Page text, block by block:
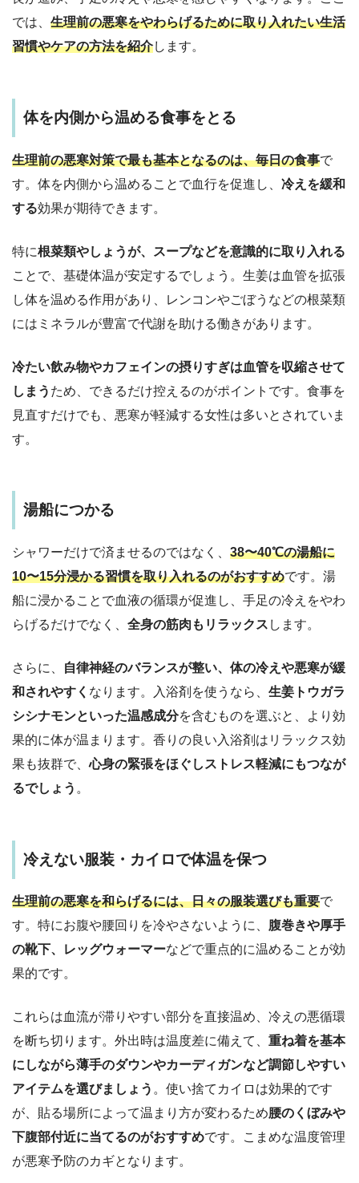
では、 生理前の悪寒をやわらげるために取り入れたい生活
習慣やケアの方法を紹介します。
体を内側から温める食事をとる
生理前の悪寒対策で最も基本となるのは、毎日の食事で
す。体を内側から温めることで血行を促進し、 冷えを緩和
する効果が期待できます。
特に根菜類やしょうが、スープなどを意識的に取り入れる
ことで、基礎体温が安定するでしょう。生姜は血管を拡張
し体を温める作用があり、レンコンやごぼうなどの根菜類
にはミネラルが豊富で代謝を助ける働きがあります。
冷たい飲み物やカフェインの摂りすぎは血管を収縮させて
しまう ため、できるだけ控えるのがポイントです。食事を
見直すだけでも、悪寒が軽減する女性は多いとされていま
す。
湯船につかる
シャワーだけで済ませるのではなく、 38〜40℃の湯船に
10〜15分浸かる習慣を取り入れるのがおすすめです。湯
船に浸かることで血液の循環が促進し、手足の冷えをやわ
らげるだけでなく、 全身の筋肉もリラックス します。
さらに、
自律神経のバランスが整い、体の冷えや悪寒が緩
和されやすく なります。入浴剤を使うなら、 生姜 トウガラ
シ シナモン といった温感成分を含むものを選ぶと、より効
果的に体が温まります。香りの良い入浴剤はリラックス効
果も抜群で、心身の緊張をほぐしストレス軽減にもつなが
るでしょう 。
冷えない服装・カイロで体温を保つ
生理前の悪寒を和らげるには、日々の服装選びも重要で
す。特にお腹や腰回りを冷やさないように、 腹巻きや厚手
の靴下、レッグウォーマーなどで重点的に温めることが効
果的です。
これらは血流が滞りやすい部分を直接温め、冷えの悪循環
を断ち切ります。外出時は温度差に備えて、 重ね着を基本
にしながら薄手のダウンやカーディガンなど調節しやすい
アイテムを選びましょう 。使い捨てカイロは効果的です
が、貼る場所によって温まり方が変わるため腰のくぼみや
下腹部付近に当てるのがおすすめです。こまめな温度管理
が悪寒予防のカギとなります。